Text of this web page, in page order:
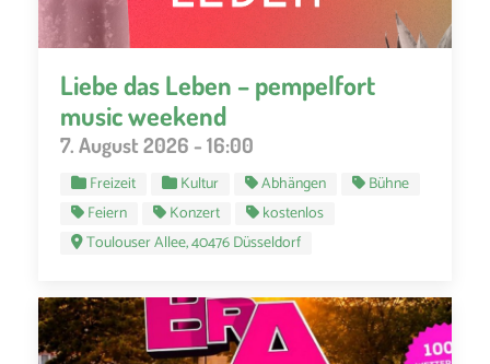
Liebe das Leben – pempelfort
music weekend
7. August 2026 - 16:00
Freizeit Kultur Abhängen
Bühne
Feiern
Konzert
kostenlos
Toulouser Allee, 40476 Düsseldorf